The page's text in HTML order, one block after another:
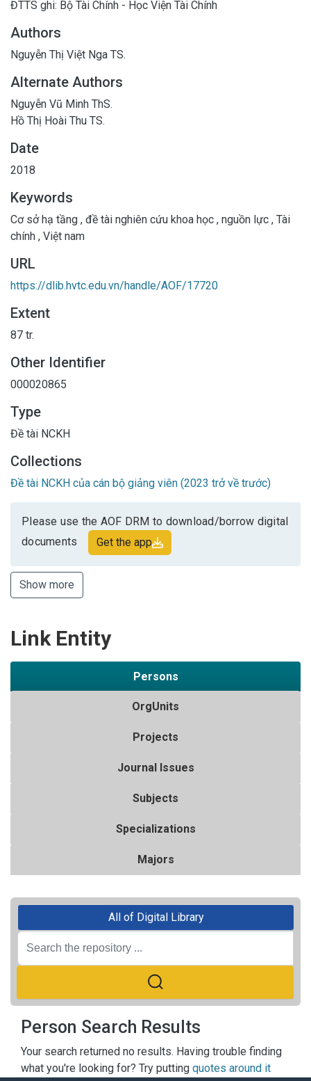
ĐTTS ghi: Bộ Tài Chính - Học Viện Tài Chính
Authors
Nguyễn Thị Việt Nga TS.
Alternate Authors
Nguyễn Vũ Minh ThS.
Hồ Thị Hoài Thu TS.
Date
2018
Keywords
Cơ sở hạ tầng , đề tài nghiên cứu khoa học , nguồn lực , Tài
chính , Việt nam
URL
https://dlib.hvtc.edu.vn/handle/AOF/17720
Extent
87 tr.
Other Identifier
000020865
Type
Đề tài NCKH
Collections
Đề tài NCKH của cán bộ giảng viên (2023 trở về trước)
Please use the AOF DRM to download/borrow digital
documents
Get the app
Show more
Link Entity
Persons
OrgUnits
Projects
Journal Issues
Subjects
Specializations
Majors
All of Digital Library
Person Search Results
Your search returned no results. Having trouble finding
what you're looking for? Try putting quotes around it